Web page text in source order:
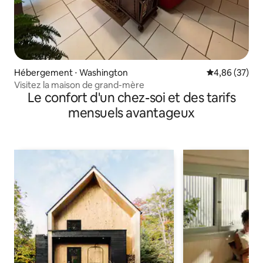
Hébergement ⋅ Washington Évaluation
4,86 (37)
Visitez la maison de grand-mère
Le confort d'un chez-soi et des tarifs
mensuels avantageux